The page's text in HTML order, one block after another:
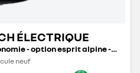
ÉLECTRIQUE
techno 220 ch grande autonomie - option esprit alpine - 25
neuf